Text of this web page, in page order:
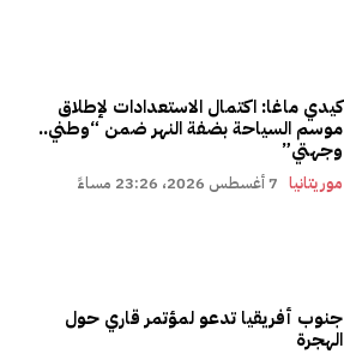
كيدي ماغا: اكتمال الاستعدادات لإطلاق
موسم السياحة بضفة النهر ضمن “وطني..
وجهتي”
موريتانيا 7 أغسطس 2026، 23:26 مساءً
جنوب أفريقيا تدعو لمؤتمر قاري حول
الهجرة